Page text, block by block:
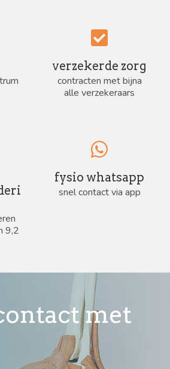
verzekerde zorg
contracten met bijna
alle verzekeraars
9,2
fysio whatsapp
snel contact via app
met